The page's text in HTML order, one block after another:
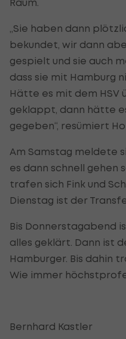
„Sie haben dann
bekundet, wir dann
gespielt und sie auch
dass sie mit Hamburg
Hätte es mit dem HSV
geklappt, dann hätte
gegeben“, resümiert
Am Samstag meldete
es dann schnell gehen
trafen sich Fink und
Dienstag ist der
Bis Donnerstagabend
alles geklärt. Dann ist
Hamburger. Bis dahin
Wie immer
Bernhard Kastler